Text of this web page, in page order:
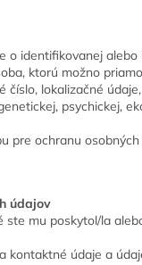
o identifikovanej
ktorú možno
lokalizačné
psychickej,
pre ochranu osobných
údajov
mu poskytol/la
kontaktné údaje a